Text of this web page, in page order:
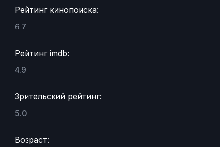
Рейтинг кинопоиска:
6.7
Рейтинг imdb:
4.9
Зрительский рейтинг:
5.0
Возраст: